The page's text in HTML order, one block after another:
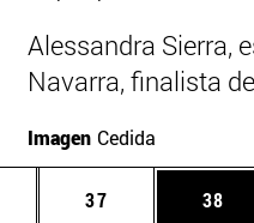
Alessandra Sierra,
Navarra, finalista
Imagen Cedida
Páginas intermedias Use
Página
37 38